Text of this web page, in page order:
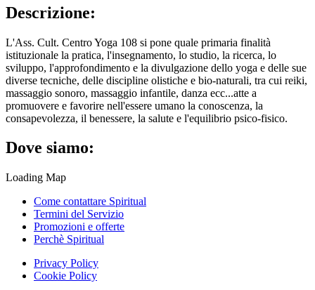
Descrizione:
L'Ass. Cult. Centro Yoga 108 si pone quale primaria finalità
istituzionale la pratica, l'insegnamento, lo studio, la ricerca, lo
sviluppo, l'approfondimento e la divulgazione dello yoga e delle sue
diverse tecniche, delle discipline olistiche e bio-naturali, tra cui reiki,
massaggio sonoro, massaggio infantile, danza ecc...atte a
promuovere e favorire nell'essere umano la conoscenza, la
consapevolezza, il benessere, la salute e l'equilibrio psico-fisico.
Dove siamo:
Loading Map
Come contattare Spiritual
Termini del Servizio
Promozioni e offerte
Perchè Spiritual
Privacy Policy
Cookie Policy